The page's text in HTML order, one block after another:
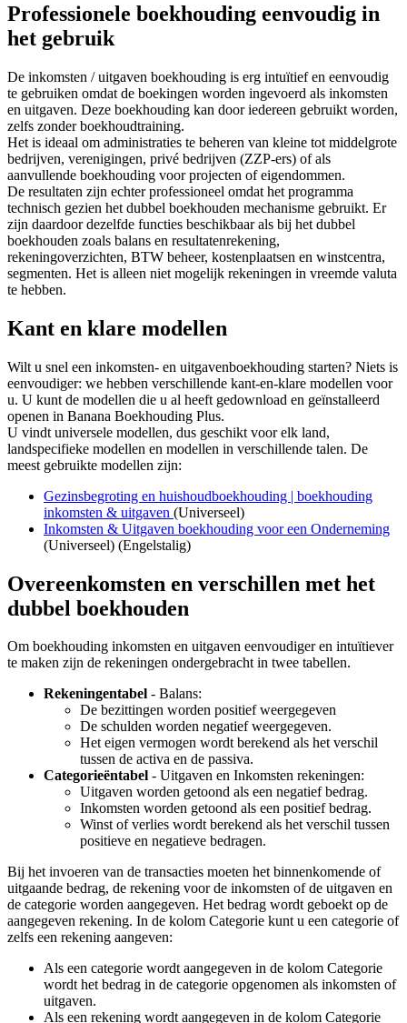
Professionele boekhouding eenvoudig in
het gebruik
De inkomsten / uitgaven boekhouding is erg intuïtief en eenvoudig
te gebruiken omdat de boekingen worden ingevoerd als inkomsten
en uitgaven. Deze boekhouding kan door iedereen gebruikt worden,
zelfs zonder boekhoudtraining.
Het is ideaal om administraties te beheren van kleine tot middelgrote
bedrijven, verenigingen, privé bedrijven (ZZP-ers) of als
aanvullende boekhouding voor projecten of eigendommen.
De resultaten zijn echter professioneel omdat het programma
technisch gezien het dubbel boekhouden mechanisme gebruikt. Er
zijn daardoor dezelfde functies beschikbaar als bij het dubbel
boekhouden zoals balans en resultatenrekening,
rekeningoverzichten, BTW beheer, kostenplaatsen en winstcentra,
segmenten. Het is alleen niet mogelijk rekeningen in vreemde valuta
te hebben.
Kant en klare modellen
Wilt u snel een inkomsten- en uitgavenboekhouding starten? Niets is
eenvoudiger: we hebben verschillende kant-en-klare modellen voor
u. U kunt de modellen die u al heeft gedownload en geïnstalleerd
openen in Banana Boekhouding Plus.
U vindt universele modellen, dus geschikt voor elk land,
landspecifieke modellen en modellen in verschillende talen. De
meest gebruikte modellen zijn:
Gezinsbegroting en huishoudboekhouding | boekhouding
inkomsten & uitgaven (Universeel)
Inkomsten & Uitgaven boekhouding voor een Onderneming
(Universeel) (Engelstalig)
Overeenkomsten en verschillen met het
dubbel boekhouden
Om boekhouding inkomsten en uitgaven eenvoudiger en intuïtiever
te maken zijn de rekeningen ondergebracht in twee tabellen.
Rekeningentabel - Balans:
De bezittingen worden positief weergegeven
De schulden worden negatief weergegeven.
Het eigen vermogen wordt berekend als het verschil
tussen de activa en de passiva.
Categorieëntabel - Uitgaven en Inkomsten rekeningen:
Uitgaven worden getoond als een negatief bedrag.
Inkomsten worden getoond als een positief bedrag.
Winst of verlies wordt berekend als het verschil tussen
positieve en negatieve bedragen.
Bij het invoeren van de transacties moeten het binnenkomende of
uitgaande bedrag, de rekening voor de inkomsten of de uitgaven en
de categorie worden aangegeven. Het bedrag wordt geboekt op de
aangegeven rekening. In de kolom Categorie kunt u een categorie of
zelfs een rekening aangeven:
Als een categorie wordt aangegeven in de kolom Categorie
wordt het bedrag in de categorie opgenomen als inkomsten of
uitgaven.
Als een rekening wordt aangegeven in de kolom Categorie